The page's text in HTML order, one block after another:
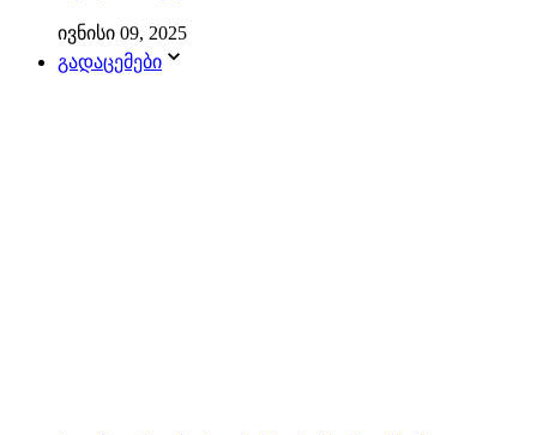
ივნისი 09, 2025
გადაცემები